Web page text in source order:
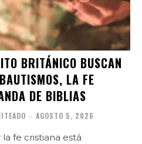
BRITÁNICO BUSCAN
LA FE
DE BIBLIAS
- AGOSTO 5, 2026
fe cristiana está